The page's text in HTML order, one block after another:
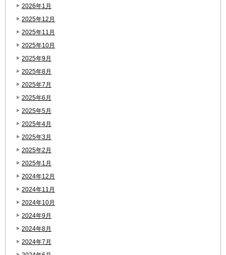
2026年1月
2025年12月
2025年11月
2025年10月
2025年9月
2025年8月
2025年7月
2025年6月
2025年5月
2025年4月
2025年3月
2025年2月
2025年1月
2024年12月
2024年11月
2024年10月
2024年9月
2024年8月
2024年7月